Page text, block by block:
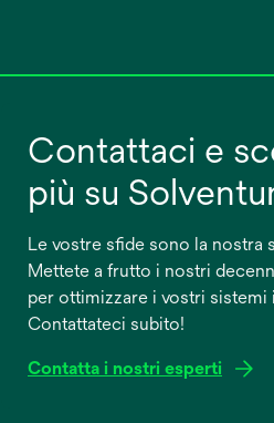
Contattaci e
più su
Le vostre sfide sono la nostra
Mettete a frutto i nostri
per ottimizzare i vostri sistemi
Contattateci subito!
Contatta i nostri esperti